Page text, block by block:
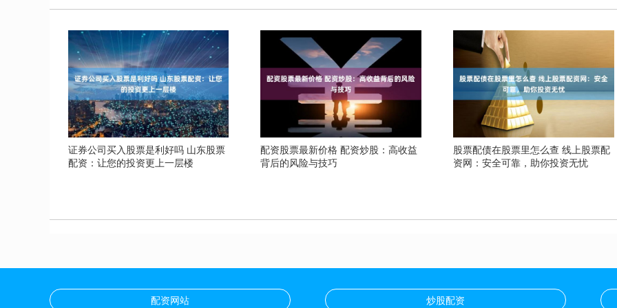
证券公司买入股票是利好吗 山东股票
配资：让您的投资更上一层楼
配资股票最新价格 配资炒股：高收益
背后的风险与技巧
股票配债在股票里怎么查 线上股票配
资网：安全可靠，助你投资无忧
配资网站 炒股配资